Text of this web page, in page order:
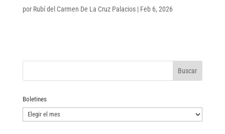
por Rubí del Carmen De La Cruz Palacios| Feb 6, 2026
Boletines
Boletines